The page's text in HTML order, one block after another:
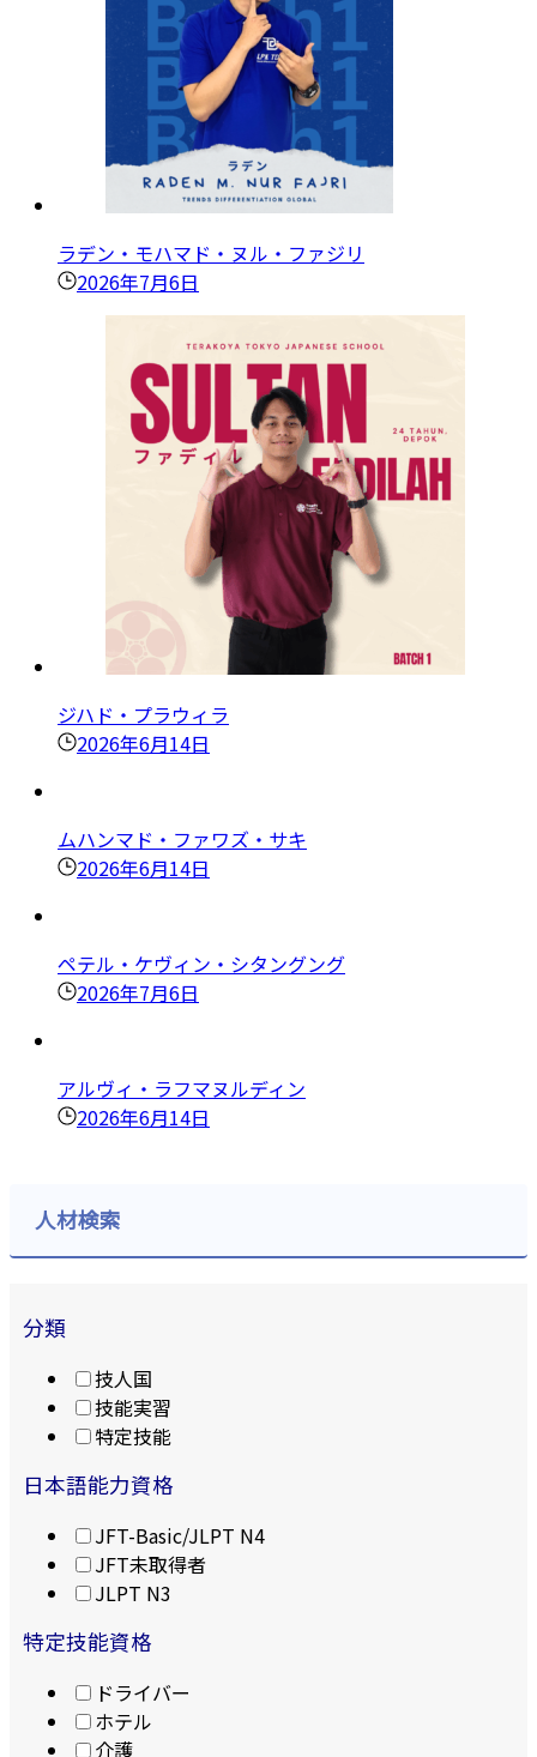
ラデン・モハマド・ヌル・ファジリ
2026年7月6日
ジハド・プラウィラ
2026年6月14日
ムハンマド・ファワズ・サキ
2026年6月14日
ペテル・ケヴィン・シタングング
2026年7月6日
アルヴィ・ラフマヌルディン
2026年6月14日
人材検索
分類
技人国
技能実習
特定技能
日本語能力資格
JFT-Basic/JLPT N4
JFT未取得者
JLPT N3
特定技能資格
ドライバー
ホテル
介護